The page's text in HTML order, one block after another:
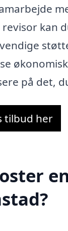
kan
på det,
tilbud her